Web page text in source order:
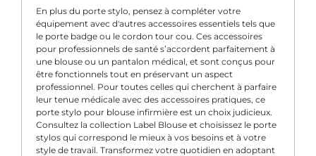
En plus du porte stylo, pensez à compléter votre
équipement avec d'autres accessoires essentiels tels que
le porte badge ou le cordon tour cou. Ces accessoires
pour professionnels de santé s’accordent parfaitement à
une blouse ou un pantalon médical, et sont conçus pour
être fonctionnels tout en préservant un aspect
professionnel. Pour toutes celles qui cherchent à parfaire
leur tenue médicale avec des accessoires pratiques, ce
porte stylo pour blouse infirmière est un choix judicieux.
Consultez la collection Label Blouse et choisissez le porte
stylos qui correspond le mieux à vos besoins et à votre
style de travail. Transformez votre quotidien en adoptant